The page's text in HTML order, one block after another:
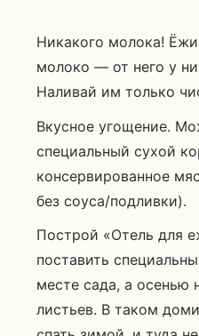
Никакого молока!
молоко — от него у
Наливай им только
Вкусное угощение.
специальный сухой
консервированное
без соуса/подливки).
Построй «Отель для
поставить
месте сада, а осенью
листьев. В таком